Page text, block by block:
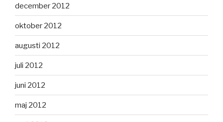
december 2012
oktober 2012
augusti 2012
juli 2012
juni 2012
maj 2012